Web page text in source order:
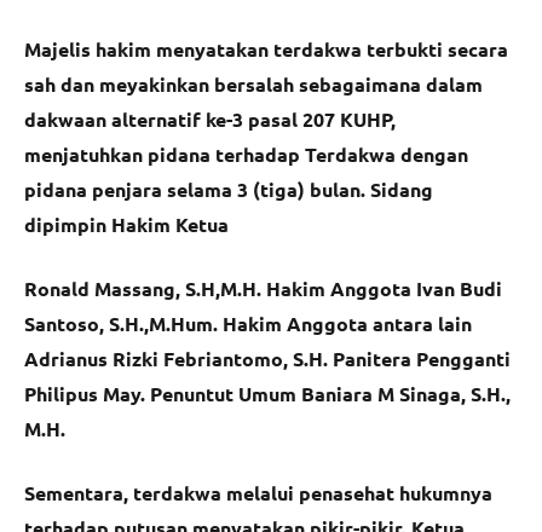
Majelis hakim menyatakan terdakwa terbukti secara
sah dan meyakinkan bersalah sebagaimana dalam
dakwaan alternatif ke-3 pasal 207 KUHP,
menjatuhkan pidana terhadap Terdakwa dengan
pidana penjara selama 3 (tiga) bulan. Sidang
dipimpin Hakim Ketua
Ronald Massang, S.H,M.H. Hakim Anggota Ivan Budi
Santoso, S.H.,M.Hum. Hakim Anggota antara lain
Adrianus Rizki Febriantomo, S.H. Panitera Pengganti
Philipus May. Penuntut Umum Baniara M Sinaga, S.H.,
M.H.
Sementara, terdakwa melalui penasehat hukumnya